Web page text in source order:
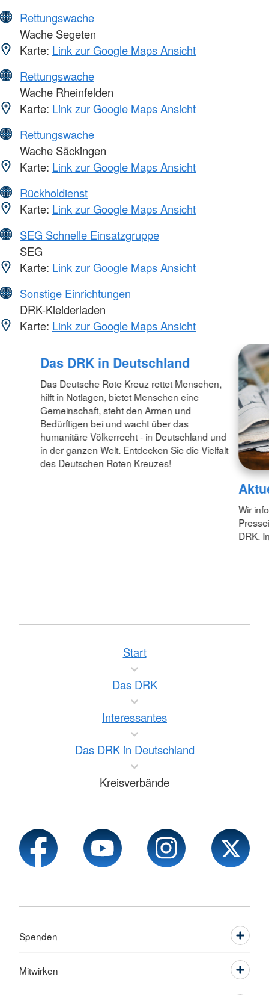
Rettungswache
Wache Segeten
Karte: Link zur Google Maps Ansicht
Rettungswache
Wache Rheinfelden
Karte: Link zur Google Maps Ansicht
Rettungswache
Wache Säckingen
Karte: Link zur Google Maps Ansicht
Rückholdienst
Karte: Link zur Google Maps Ansicht
SEG Schnelle Einsatzgruppe
SEG
Karte: Link zur Google Maps Ansicht
Sonstige Einrichtungen
DRK-Kleiderladen
Karte: Link zur Google Maps Ansicht
Das DRK in Deutschland
Das Deutsche Rote Kreuz rettet Menschen,
hilft in Notlagen, bietet Menschen eine
Gemeinschaft, steht den Armen und
Bedürftigen bei und wacht über das
humanitäre Völkerrecht - in Deutschland und
in der ganzen Welt. Entdecken Sie die Vielfalt
des Deutschen Roten Kreuzes!
Wir
DRK.
Start
Das DRK
Interessantes
Das DRK in Deutschland
Kreisverbände
Spenden
Mitwirken